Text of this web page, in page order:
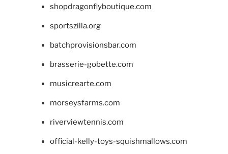
shopdragonflyboutique.com
sportszilla.org
batchprovisionsbar.com
brasserie-gobette.com
musicrearte.com
morseysfarms.com
riverviewtennis.com
official-kelly-toys-squishmallows.com